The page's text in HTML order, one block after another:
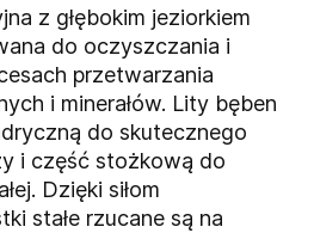
z głębokim jeziorkiem
do oczyszczania i
przetwarzania
i minerałów. Lity bęben
do skutecznego
i część stożkową do
Dzięki siłom
stałe rzucane są na